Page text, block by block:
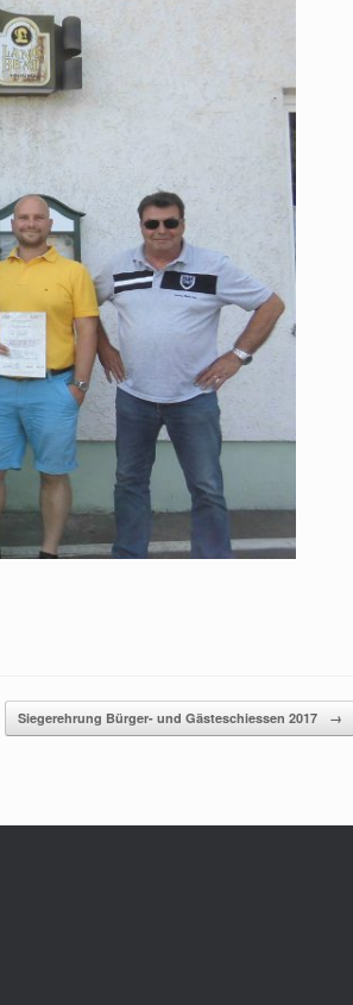
Siegerehrung Bürger- und Gästeschiessen 2017 →